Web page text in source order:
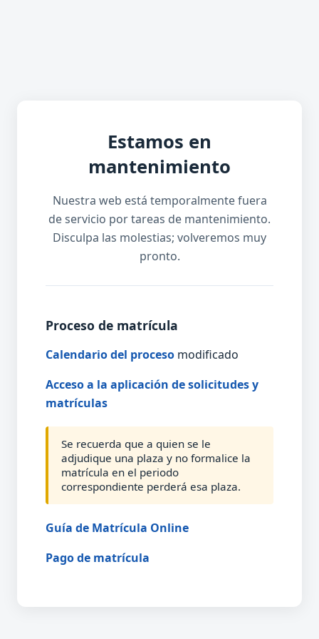
Estamos en
mantenimiento
Nuestra web está temporalmente fuera
de servicio por tareas de mantenimiento.
Disculpa las molestias; volveremos muy
pronto.
Proceso de matrícula
Calendario del proceso modificado
Acceso a la aplicación de solicitudes y
matrículas
Se recuerda que a quien se le
adjudique una plaza y no formalice la
matrícula en el periodo
correspondiente perderá esa plaza.
Guía de Matrícula Online
Pago de matrícula